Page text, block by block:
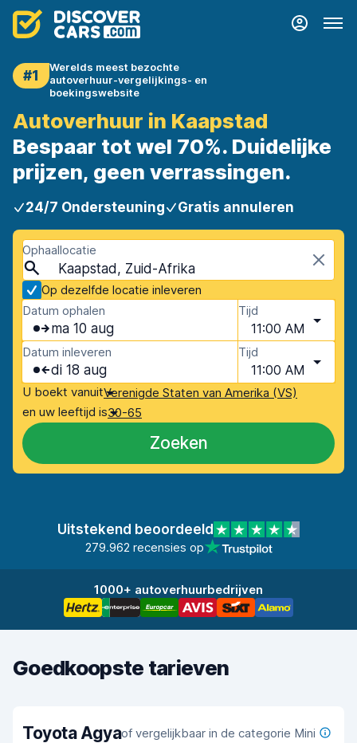
#1
Werelds meest bezochte
autoverhuur-vergelijkings- en
boekingswebsite
Autoverhuur in Kaapstad
Bespaar tot wel 70%. Duidelijke
prijzen, geen verrassingen.
24/7 Ondersteuning Gratis annuleren
Ophaallocatie
Kaapstad, Zuid-Afrika
Op dezelfde locatie inleveren
Datum ophalen
ma 10 aug
Tijd
11:00 AM
Datum inleveren
di 18 aug
Tijd
11:00 AM
U boekt vanuitVerenigde Staten van Amerika (VS)
en uw leeftijd is30-65
Zoeken
Uitstekend beoordeeld
279.962 recensies op
1000+ autoverhuurbedrijven
Goedkoopste tarieven
Toyota Agyaof vergelijkbaar in de categorie Mini